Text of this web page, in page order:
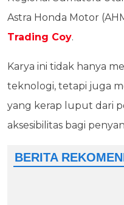
Astra Honda Motor
Trading Coy.
Karya ini tidak hanya
teknologi, tetapi juga
yang kerap luput dari
aksesibilitas bagi